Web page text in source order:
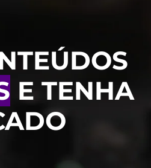
E TENHA